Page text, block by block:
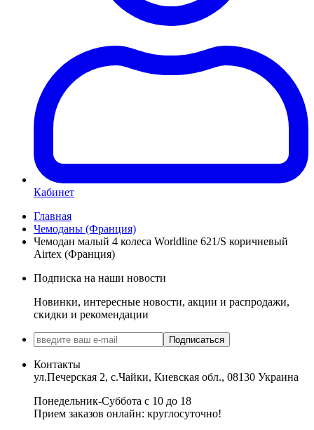
Кабинет
Главная
Чемоданы (Франция)
Чемодан малый 4 колеса Worldline 621/S коричневый
Airtex (Франция)
Подписка на наши новости
Новинки, интересные новости, акции и распродажи,
скидки и рекомендации
Подписаться
Контакты
ул.Печерская 2, с.Чайки, Киевская обл., 08130 Украина
Понедельник-Суббота с 10 до 18
Прием заказов онлайн: круглосуточно!